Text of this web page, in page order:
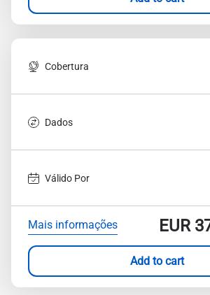
Cobertura
Dados
Válido Por
Mais informações EUR
Add to cart